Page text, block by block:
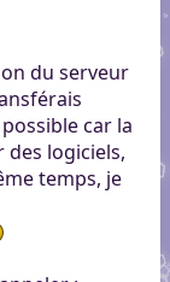
du serveur
car la
des logiciels,
temps, je